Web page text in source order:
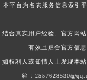
本平台为名表服务信息索引
结合真实用户经验、官方网
有效且贴合官方信
如权利人或知情人士发现本
箱：